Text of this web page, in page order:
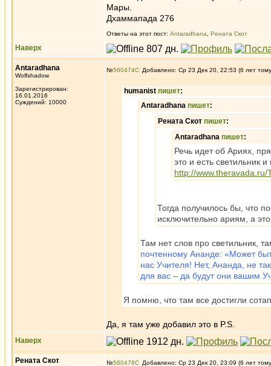
Мары.
Дхаммапада 276
Ответы на этот пост: Antaradhana Рената Скот
Наверх
Antaradhana
Wolfshadow
Зарегистрирован:
16.01.2016
Суждений: 10000
№560474 Добавлено: Ср 23 Дек 20, 22:53 (6 лет
humanist пишет:
Antaradhana пишет:
Рената Скот пишет:
Antaradhana пишет:
Речь идет об Ариях,
это и есть светильник
http://
Тогда получилось бы, что
исключительно ариям, а
Там нет слов про светильник,
почтенному Ананде: «Может
нас Учителя! Нет, Ананда, не
для вас – да будут они вашим
Я помню, что там все достигли
Да, я там уже добавил это в P.S.
Наверх
Рената Скот №560478 Добавлено: Ср 23 Дек 20, 23:09 (6 лет